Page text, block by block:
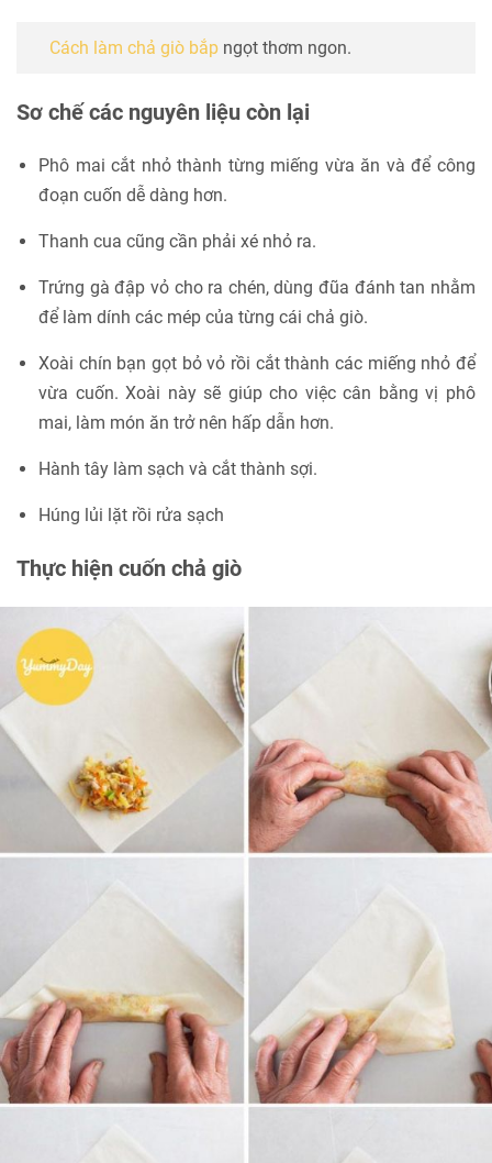
Cách làm chả giò bắp ngọt thơm ngon.
Sơ chế các nguyên liệu còn lại
Phô mai cắt nhỏ thành từng miếng vừa ăn và để công
đoạn cuốn dễ dàng hơn.
Thanh cua cũng cần phải xé nhỏ ra.
Trứng gà đập vỏ cho ra chén, dùng đũa đánh tan nhằm
để làm dính các mép của từng cái chả giò.
Xoài chín bạn gọt bỏ vỏ rồi cắt thành các miếng nhỏ để
vừa cuốn. Xoài này sẽ giúp cho việc cân bằng vị phô
mai, làm món ăn trở nên hấp dẫn hơn.
Hành tây làm sạch và cắt thành sợi.
Húng lủi lặt rồi rửa sạch
Thực hiện cuốn chả giò